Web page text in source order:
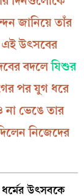
জানিয়ে তাঁর
উৎসবের
বদলেযিশুর
পর যুগ ধরে
ভেঙে তার
নিজেদের
ধর্মের উৎসবকে